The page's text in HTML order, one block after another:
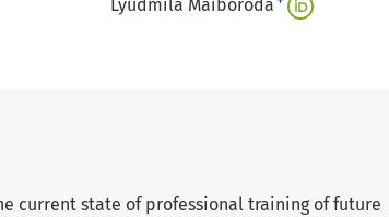
Lyudmila Maiboroda
current state of professional training of future